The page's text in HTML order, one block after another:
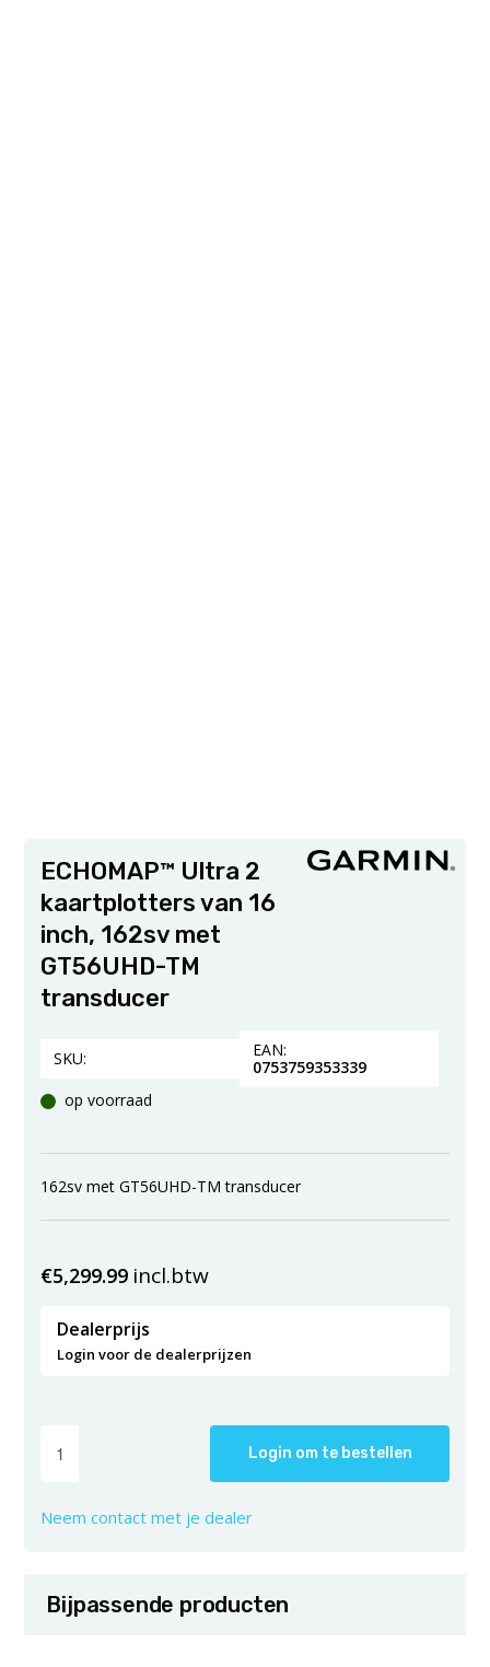
ECHOMAP™ Ultra 2
kaartplotters van 16
inch, 162sv met
GT56UHD-TM
transducer
SKU:
EAN:
0753759353339
op voorraad
162sv met GT56UHD-TM transducer
€5,299.99 incl.btw
Dealerprijs
Login voor de dealerprijzen
Login om te bestellen
Neem contact met je dealer
Bijpassende producten